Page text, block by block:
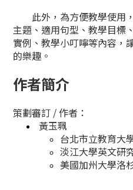
此外，為方便教學使用
主題、適用句型、教學目標
實例、教學小叮嚀等內容，
的樂趣。
作者簡介
策劃審訂 / 作者：
黃玉珮
台北市立教育大
淡江大學英文研
美國加州大學洛